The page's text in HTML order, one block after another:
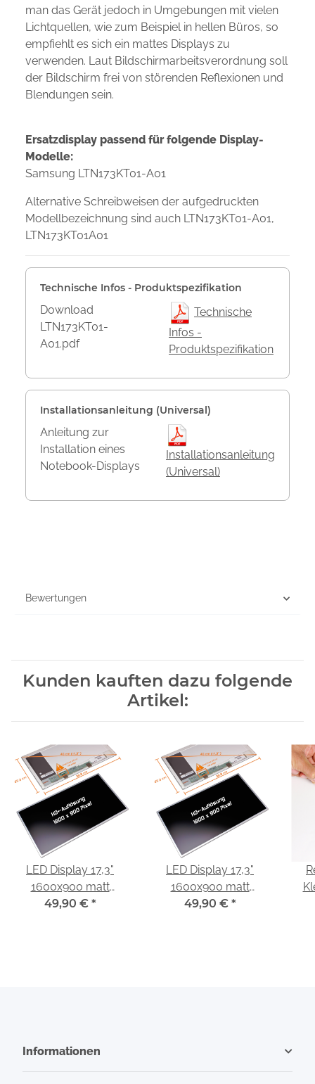
man das Gerät jedoch in Umgebungen mit vielen
Lichtquellen, wie zum Beispiel in hellen Büros, so
empfiehlt es sich ein mattes Displays zu
verwenden. Laut Bildschirmarbeitsverordnung soll
der Bildschirm frei von störenden Reflexionen und
Blendungen sein.
Ersatzdisplay passend für folgende Display-
Modelle:
Samsung LTN173KT01-A01
Alternative Schreibweisen der aufgedruckten
Modellbezeichnung sind auch LTN173KT01-A01,
LTN173KT01A01
Technische Infos - Produktspezifikation
Download
LTN173KT01-
A01.pdf
Technische
Infos -
Produktspezifikation
Installationsanleitung (Universal)
Anleitung zur
Installation eines
Notebook-Displays
Installationsanleitung
(Universal)
Bewertungen
Kunden kauften dazu folgende
Artikel:
LED Display 17,3"
1600x900 matt
passend für Samsung
49,90 € *
LED Display 17,3"
1600x900 matt
passend für Samsung
49,90 € *
Informationen